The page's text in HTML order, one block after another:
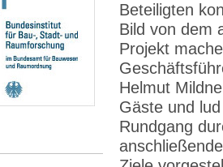
Beteiligten
Bild von dem
Projekt
Helmut
Gäste und
Rundgang